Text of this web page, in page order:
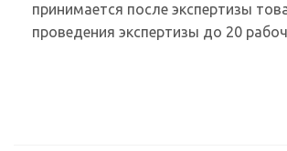
принимается после экспертизы
проведения экспертизы до 20